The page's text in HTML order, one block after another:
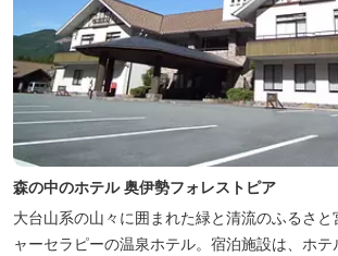
森の中のホテル 奥伊勢フォレストピア
大台山系の山々に囲まれた緑と清流のふるさ
ャーセラピーの温泉ホテル。宿泊施設は、ホテ